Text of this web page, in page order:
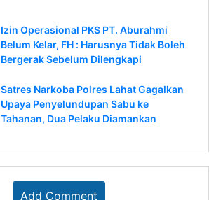
Izin Operasional PKS PT. Aburahmi
Belum Kelar, FH : Harusnya Tidak Boleh
Bergerak Sebelum Dilengkapi
Satres Narkoba Polres Lahat Gagalkan
Upaya Penyelundupan Sabu ke
Tahanan, Dua Pelaku Diamankan
Add Comment